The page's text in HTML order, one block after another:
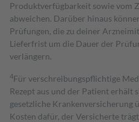
Produktverfügbarkeit sowie vom
abweichen. Darüber hinaus
Prüfungen, die zu deiner
Lieferfrist um die Dauer der
verlängern.
4Für verschreibungspflichtige
Rezept aus und der Patient erhält
gesetzliche Krankenversicherung
Kosten dafür, der Versicherte